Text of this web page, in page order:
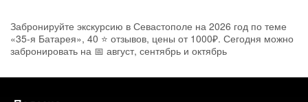
Забронируйте экскурсию в Севастополе на 2026 год по теме
«35-я Батарея», 40 ⭐ отзывов, цены от 1000₽. Сегодня можно
забронировать на 📅 август, сентябрь и октябрь